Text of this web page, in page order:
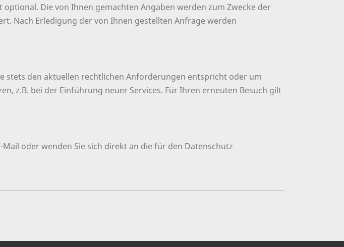
Die von Ihnen gemachten Angaben werden zum Zwecke der
Nach Erledigung der von Ihnen gestellten Anfrage werden
stets den aktuellen rechtlichen Anforderungen entspricht oder um
z.B. bei der Einführung neuer Services. Für Ihren erneuten Besuch gilt
oder wenden Sie sich direkt an die für den Datenschutz